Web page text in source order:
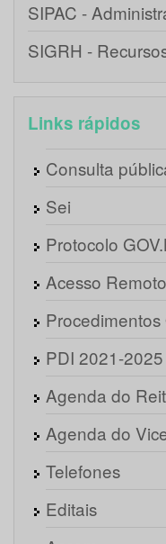
SIPAC -
SIGRH -
Links rápidos
Consulta
Sei
Protocolo
Acesso Remoto
PDI 2021-2025
Agenda do
Agenda do
Telefones
Editais